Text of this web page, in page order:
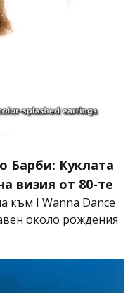
Барби: Куклата
визия от 80-те
към I Wanna Dance
около рождения